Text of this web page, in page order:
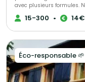
avec plusieurs formules.
projet et l'accueil de vos
15-300 •
Éco-responsable 🌱